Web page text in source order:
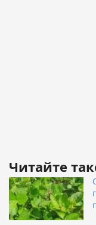
Читайте